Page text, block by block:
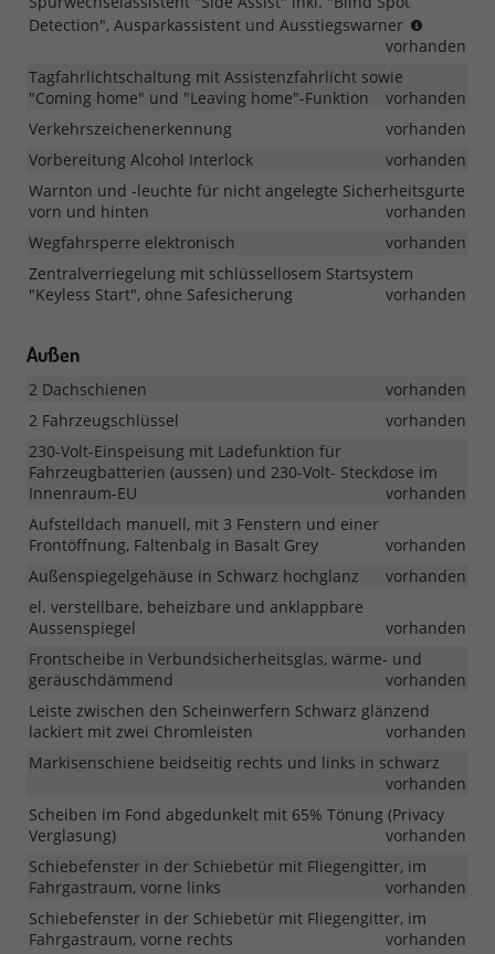
Detection", Ausparkassistent und Ausstiegswarner
MJ
vorhanden
Tagfahrlichtschaltung mit Assistenzfahrlicht sowie
"Coming home" und "Leaving home"-Funktion
vorhanden
Verkehrszeichenerkennung
vorhanden
Vorbereitung Alcohol Interlock
vorhanden
Warnton und -leuchte für nicht angelegte Sicherheitsgurte
vorn und hinten
vorhanden
Wegfahrsperre elektronisch
vorhanden
Zentralverriegelung mit schlüssellosem Startsystem
"Keyless Start", ohne Safesicherung
vorhanden
Außen
2 Dachschienen
vorhanden
2 Fahrzeugschlüssel
vorhanden
230-Volt-Einspeisung mit Ladefunktion für
Fahrzeugbatterien (aussen) und 230-Volt- Steckdose im
Innenraum-EU
vorhanden
Aufstelldach manuell, mit 3 Fenstern und einer
Frontöffnung, Faltenbalg in Basalt Grey
vorhanden
Außenspiegelgehäuse in Schwarz hochglanz
vorhanden
el. verstellbare, beheizbare und anklappbare
Aussenspiegel
vorhanden
Frontscheibe in Verbundsicherheitsglas, wärme- und
geräuschdämmend
vorhanden
Leiste zwischen den Scheinwerfern Schwarz glänzend
lackiert mit zwei Chromleisten
vorhanden
Markisenschiene beidseitig rechts und links in schwarz
vorhanden
Scheiben im Fond abgedunkelt mit 65% Tönung (Privacy
Verglasung)
vorhanden
Schiebefenster in der Schiebetür mit Fliegengitter, im
Fahrgastraum, vorne links
vorhanden
Schiebefenster in der Schiebetür mit Fliegengitter, im
Fahrgastraum, vorne rechts
vorhanden